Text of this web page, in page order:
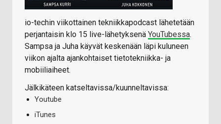
io-techin viikottainen tekniikkapodcast lähetetään
perjantaisin klo 15 live-lähetyksenä YouTubessa.
Sampsa ja Juha käyvät keskenään läpi kuluneen
viikon ajalta ajankohtaiset tietotekniikka- ja
mobiiliaiheet.
Jälkikäteen katseltavissa/kuunneltavissa:
Youtube
iTunes